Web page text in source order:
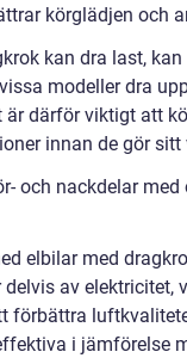
körglädjen och
kan dra last,
modeller dra
är därför viktigt att
innan de gör sitt
och nackdelar
elbilar med
delvis av
förbättra
i jämförelse